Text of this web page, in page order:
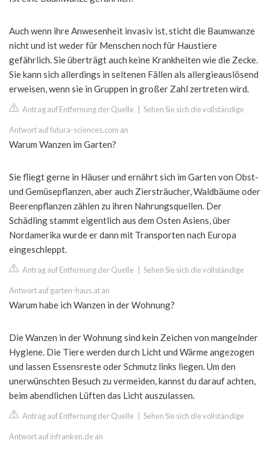
Auch wenn ihre Anwesenheit invasiv ist, sticht die Baumwanze
nicht und ist weder für Menschen noch für Haustiere
gefährlich. Sie überträgt auch keine Krankheiten wie die Zecke.
Sie kann sich allerdings in seltenen Fällen als allergieauslösend
erweisen, wenn sie in Gruppen in großer Zahl zertreten wird.
Antrag auf Entfernung der Quelle Sehen Sie sich die vollständige
Antwort auf futura-sciences.com an
Warum Wanzen im Garten?
Sie fliegt gerne in Häuser und ernährt sich im Garten von Obst-
und Gemüsepflanzen, aber auch Ziersträucher, Waldbäume oder
Beerenpflanzen zählen zu ihren Nahrungsquellen. Der
Schädling stammt eigentlich aus dem Osten Asiens, über
Nordamerika wurde er dann mit Transporten nach Europa
eingeschleppt.
Antrag auf Entfernung der Quelle Sehen Sie sich die vollständige
Antwort auf garten-haus.at an
Warum habe ich Wanzen in der Wohnung?
Die Wanzen in der Wohnung sind kein Zeichen von mangelnder
Hygiene. Die Tiere werden durch Licht und Wärme angezogen
und lassen Essensreste oder Schmutz links liegen. Um den
unerwünschten Besuch zu vermeiden, kannst du darauf achten,
beim abendlichen Lüften das Licht auszulassen.
Antrag auf Entfernung der Quelle Sehen Sie sich die vollständige
Antwort auf infranken.de an